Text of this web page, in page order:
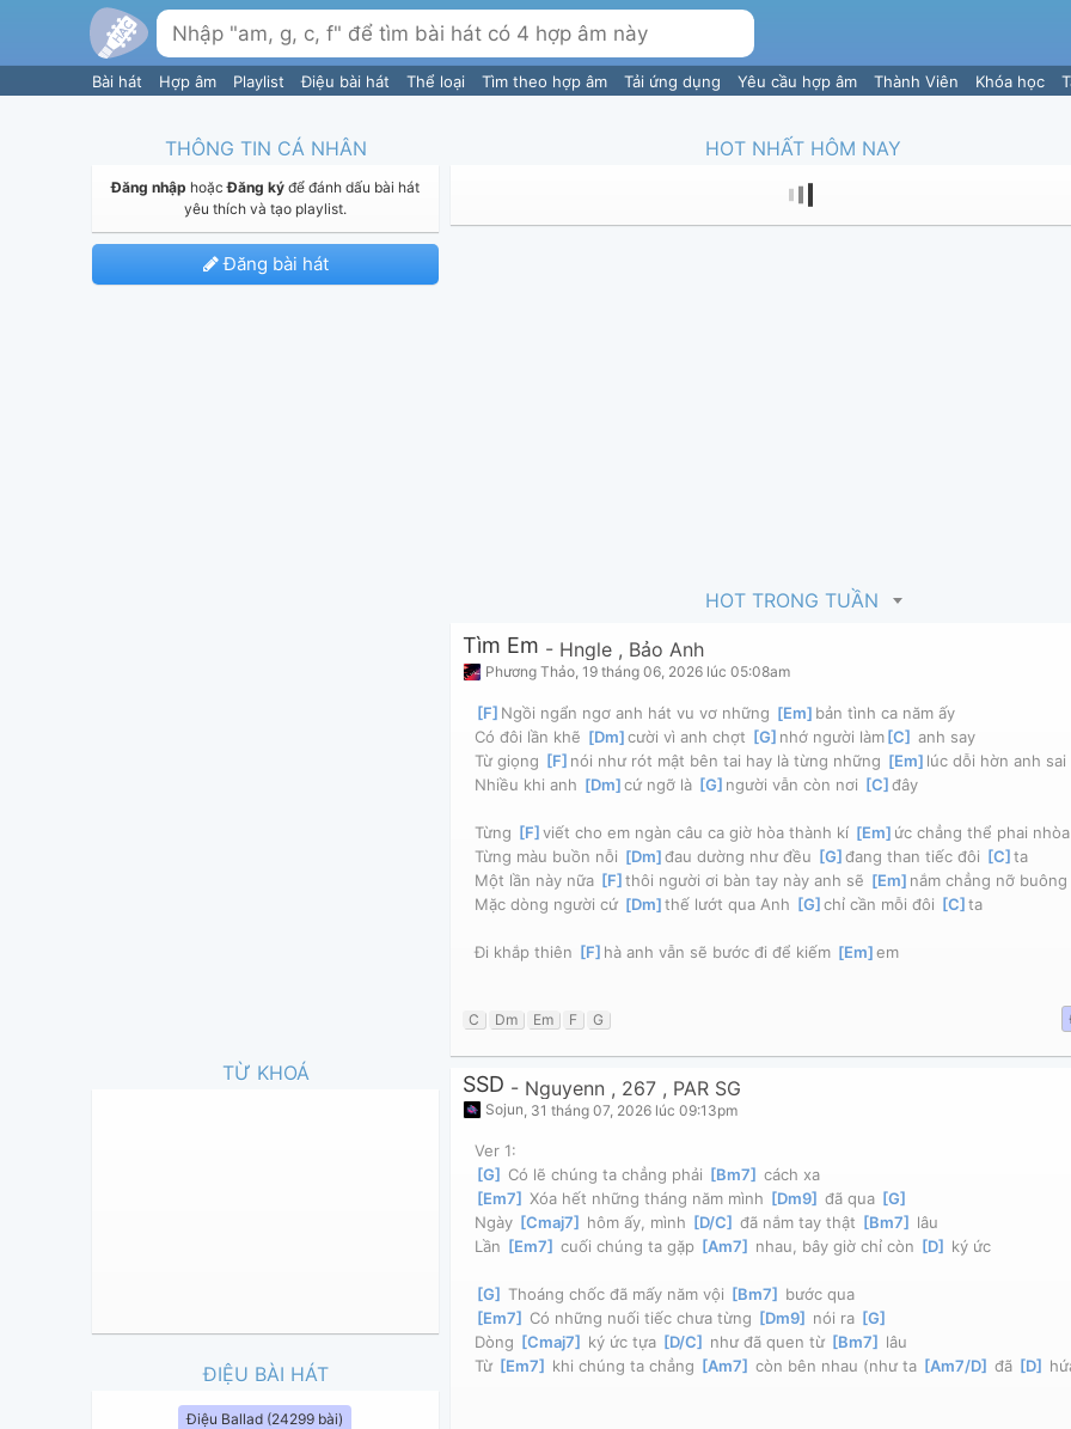
Bài hát Hợp âm Playlist Điệu bài hát Thể loại Tìm theo hợp âm Tải ứng dụng Yêu cầu hợp âm Thành Viên Khóa học
THÔNG TIN CÁ NHÂN
Đăng nhập hoặcĐăng ký để đánh dấu bài hát
yêu thích và tạo playlist.
Đăng bài hát
TỪ KHOÁ
ĐIỆU BÀI HÁT
Điệu Ballad (24299 bài)
HOT NHẤT HÔM NAY
HOT TRONG TUẦN
Tìm Em - Hngle , Bảo Anh
Phương Thảo 19 tháng 06, 2026 lúc 05:08am
[F ]Ngồi ngẩn ngơ anh hát vu vơ những [Em ]bản tình ca năm ấy
Có đôi lần khẽ [Dm ]
cười vì anh chợt [G ]nhớ người làm[C ] anh say
Từ giọng [F ]nói như rót mật bên tai hay là từng những [Em ]lúc dỗi hờn anh sai
Nhiều khi anh [Dm ]
cứ ngỡ là [G ]người vẫn còn nơi [C ]
đây
Từng [F ]
viết cho em ngàn câu ca giờ hòa thành kí [Em ]ức chẳng thể phai nhòa
Từng màu buồn nỗi [Dm ]
đau dường như đều [G ]
đang than tiếc đôi [C ]ta
Một lần này nữa [F ]thôi người ơi bàn tay này anh sẽ [Em ]nắm chẳng nỡ buông
Mặc dòng người cứ [Dm ]thế lướt qua Anh [G ]
chỉ cần mỗi đôi [C ]ta
Đi khắp thiên [F ]hà anh vẫn sẽ bước đi để kiếm [Em ]
em
C Dm Em F G
SSD - Nguyenn , 267 , PAR SG
Sojun 31 tháng 07, 2026 lúc 09:13pm
Ver 1:
[G Có lẽ chúng ta chẳng phải [Bm7 ] cách xa
[Em7 ] Xóa hết những tháng năm mình [Dm9 ] đã qua [G
Ngày [Cmaj7 hôm ấy, mình [D/C ] đã nắm tay thật [Bm7
lâu
Lần [Em7 ] cuối chúng ta gặp [Am7 nhau, bây giờ chỉ còn [D ký ức
[G ] Thoáng chốc đã mấy năm vội [Bm7
bước qua
[Em7 Có những nuối tiếc chưa từng [Dm9 nói ra [G
Dòng [Cmaj7 ký ức tựa [D/C như đã quen từ [Bm7
lâu
Từ [Em7 khi chúng ta chẳng [Am7 ] còn bên nhau (như ta [Am7/D ] đã [D